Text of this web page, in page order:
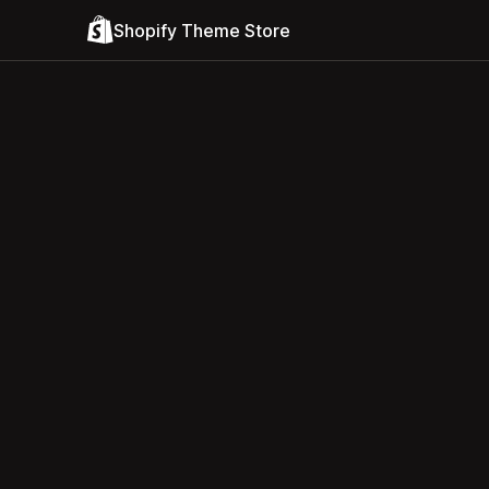
Shopify Theme Store